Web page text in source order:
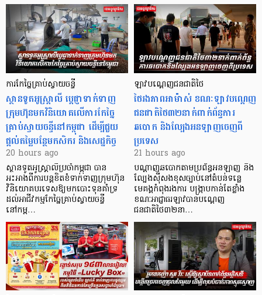
ការកែច្នៃគ្រាប់ស្វាយចន្ទី
ស្ថានទូតអូស្ត្រាលី ប្តេជ្ញាទាក់ទាញ
ក្រុមហ៊ុនមក​វិនិយោគលើការកែច្នៃ
គ្រាប់ស្វាយចន្ទីនៅកម្ពុជា ដើម្បីជួយ
ផ្តល់តម្លៃបន្ថែមកសិករ និងសេដ្ឋកិច្ច
20 hours ago
ស្ថានទូតអូស្ត្រាលីប្រចាំកម្ពុជា បាន
អះអាងពីការបន្តខិតខំទាក់ទាញក្រុមហ៊ុន
វិនិយោគបរទេសឱ្យមកបោះទុនគាំទ្រ
ដល់អាជីវកម្មកែច្នៃគ្រាប់ស្វាយចន្ទី
នៅកម្ព…
ឡាវបណ្តេញជនជាតិថៃ
ថៃរងភាពអាម៉ាស់ ខណៈឡាវបណ្តេញ
ជនជាតិថៃ៣២នាក់ពាក់ព័ន្ធការ
ឆបោក និងល្បែងអនឡាញចេញពី
ប្រទេស
21 hours ago
បណ្តាញឆបោកតាមប្រព័ន្ធអនឡាញ និង
ល្បែងស៊ីសងខុសច្បាប់នៅតំបន់ទន្លេ
មេគង្គកំពុងរងការ បង្ក្រាប​កាន់តែខ្លាំង
ខណៈអាជ្ញាធរឡាវបានបណ្តេញ
ជនជាតិថៃ៣២នា…